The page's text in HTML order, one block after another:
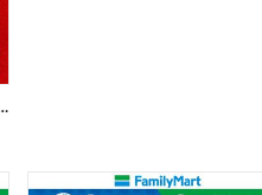
まま!45%増量作戦!